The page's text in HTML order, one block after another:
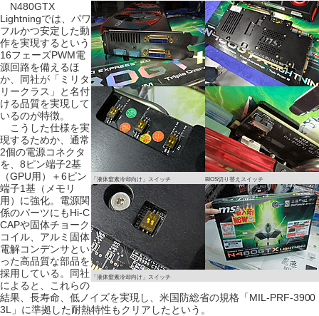
「液体窒素冷却向け」スイッチ BIOS切り替えスイッチ
「液体窒素冷却向け」スイッチ
N480GTX
Lightningでは、パワ
フルかつ安定した動
作を実現するという
16フェーズPWM電
源回路を備えるほ
か、同社が「ミリタ
リークラス」と名付
ける品質を実現して
いるのが特徴。
こうした仕様を実
現するためか、通常
2個の電源コネクタ
を、8ピン端子2基
（GPU用）＋6ピン
端子1基（メモリ
用）に強化。電源関
係のパーツにもHi-C
CAPや固体チョーク
コイル、アルミ固体
電解コンデンサとい
った高品質な部品を
採用している。同社
によると、これらの
結果、長寿命、低ノイズを実現し、米国防総省の規格「MIL-PRF-3900
3L」に準拠した耐熱特性もクリアしたという。